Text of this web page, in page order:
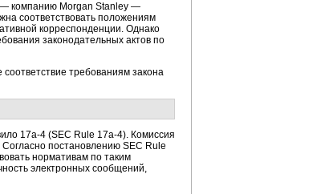
— компанию Morgan Stanley —
соответствовать положениям
корреспонденции. Однако
законодательных актов по
требованиям закона
17а-4 (SEC Rule 17a-4). Комиссия
постановлению SEC Rule
нормативам по таким
электронных сообщений,